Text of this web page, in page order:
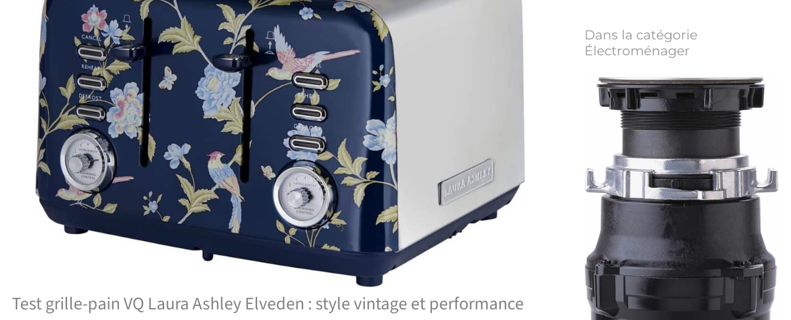
Test grille-pain VQ Laura Ashley Elveden : style vintage et performance
Dans la catégorie
Électroménager